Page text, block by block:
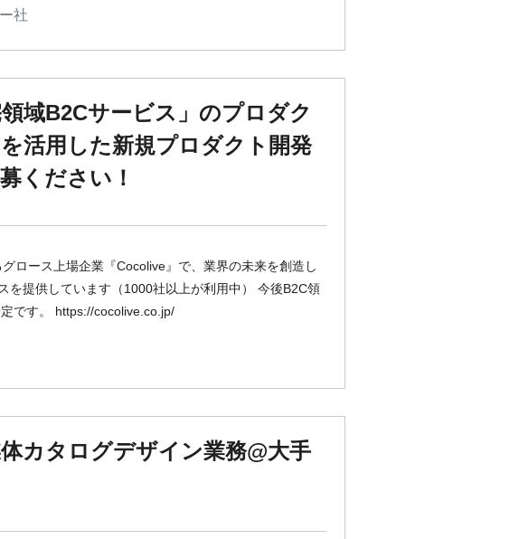
社
域B2Cサービス」のプロダク
活用した新規プロダクト開発
ください！
ロース上場企業『Cocolive』で、業界の未来を創造し
を提供しています（1000社以上が利用中） 今後B2C領
です。 https://cocolive.co.jp/
カタログデザイン業務@大手